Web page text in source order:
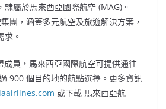
屬於馬來西亞國際航空 (MAG)。
團，涵蓋多元航空及旅遊解決方案，
求。
員，馬來西亞國際航空可提供通往
900 個目的地的航點選擇。更多資訊
或下載 馬來西亞航